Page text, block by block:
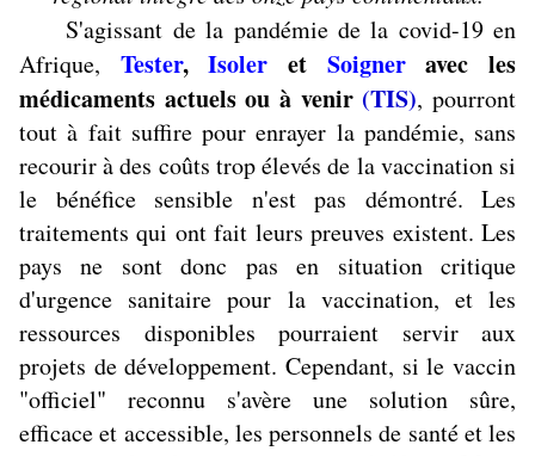
S'agissant de la pandémie de la covid-19 en
Afrique,
Tester,Isoler et Soigneravec les
médicaments actuels ou à venir (TIS), pourront
tout à fait suffire pour enrayer la pandémie, sans
recourir à des coûts trop élevés de la vaccination si
le bénéfice sensible n'est pas démontré. Les
traitements qui ont fait leurs preuves existent. Les
pays ne sont donc pas en situation critique
d'urgence sanitaire pour la vaccination, et les
ressources disponibles pourraient servir aux
projets de développement. Cependant, si le vaccin
"officiel" reconnu s'avère une solution sûre,
efficace et accessible, les personnels de santé et les